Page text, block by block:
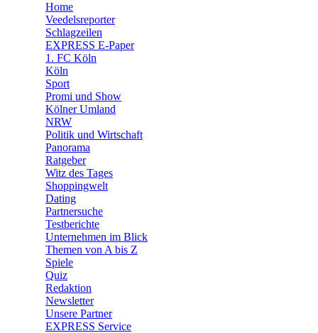
🛒 Shoppingwelt
Home
Veedelsreporter
Schlagzeilen
EXPRESS E-Paper
1. FC Köln
Köln
Sport
Promi und Show
Kölner Umland
NRW
Politik und Wirtschaft
Panorama
Ratgeber
Witz des Tages
Shoppingwelt
Dating
Partnersuche
Testberichte
Unternehmen im Blick
Themen von A bis Z
Spiele
Quiz
Redaktion
Newsletter
Unsere Partner
EXPRESS Service